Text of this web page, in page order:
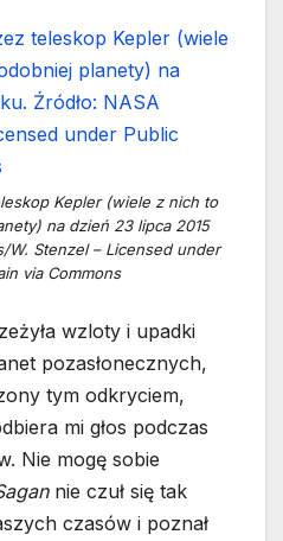
Kepler (wiele z nich to
na dzień 23 lipca 2015
W. Stenzel – Licensed under
via Commons
wzloty i upadki
pozasłonecznych,
tym odkryciem,
mi głos podczas
Nie mogę sobie
nie czuł się tak
czasów i poznał